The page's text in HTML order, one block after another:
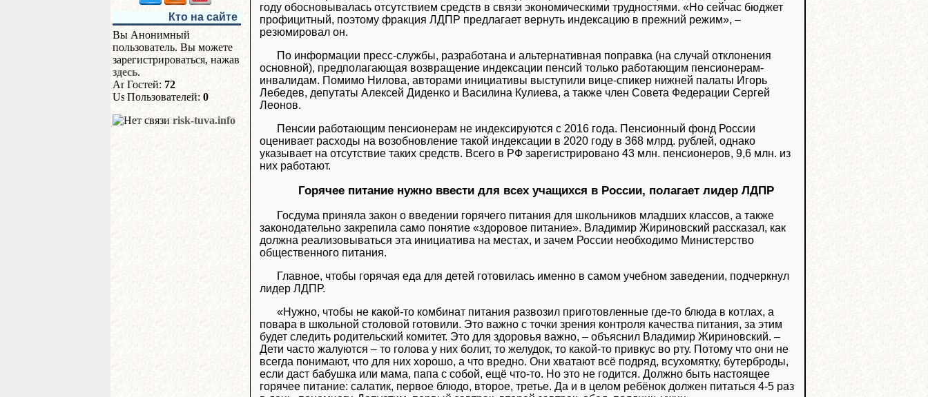
Кто на сайте
Вы Анонимный
пользователь. Вы можете
зарегистрироваться, нажав
здесь.
Гостей: 72
Пользователей: 0
risk-tuva.info
году обосновывалась отсутствием средств в связи экономическими трудностями. «Но сейчас бюджет
профицитный, поэтому фракция ЛДПР предлагает вернуть индексацию в прежний режим», ‒
резюмировал он.
По информации пресс-службы, разработана и альтернативная поправка (на случай отклонения
основной), предполагающая возвращение индексации пенсий только работающим пенсионерам-
инвалидам. Помимо Нилова, авторами инициативы выступили вице-спикер нижней палаты Игорь
Лебедев, депутаты Алексей Диденко и Василина Кулиева, а также член Совета Федерации Сергей
Леонов.
Пенсии работающим пенсионерам не индексируются с 2016 года. Пенсионный фонд России
оценивает расходы на возобновление такой индексации в 2020 году в 368 млрд. рублей, однако
указывает на отсутствие таких средств. Всего в РФ зарегистрировано 43 млн. пенсионеров, 9,6 млн. из
них работают.
Горячее питание нужно ввести для всех учащихся в России, полагает лидер ЛДПР
Госдума приняла закон о введении горячего питания для школьников младших классов, а также
законодательно закрепила само понятие «здоровое питание». Владимир Жириновский рассказал, как
должна реализовываться эта инициатива на местах, и зачем России необходимо Министерство
общественного питания.
Главное, чтобы горячая еда для детей готовилась именно в самом учебном заведении, подчеркнул
лидер ЛДПР.
«Нужно, чтобы не какой-то комбинат питания развозил приготовленные где-то блюда в котлах, а
повара в школьной столовой готовили. Это важно с точки зрения контроля качества питания, за этим
будет следить родительский комитет. Это для здоровья важно, ‒ объяснил Владимир Жириновский. ‒
Дети часто жалуются ‒ то голова у них болит, то желудок, то какой-то привкус во рту. Потому что они не
всегда понимают, что для них хорошо, а что вредно. Они хватают всё подряд, всухомятку, бутерброды,
если даст бабушка или мама, папа с собой, ещё что-то. Но это не годится. Должно быть настоящее
горячее питание: салатик, первое блюдо, второе, третье. Да и в целом ребёнок должен питаться 4-5 раз